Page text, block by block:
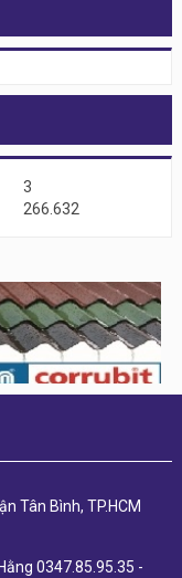
3
266.632
Tân Bình, TP.HCM
0347.85.95.35 -